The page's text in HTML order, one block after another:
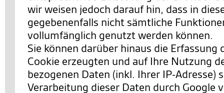
wir weisen jedoch darauf hin, dass in
gegebenenfalls nicht sämtliche
vollumfänglich genutzt werden können.
Sie können darüber hinaus die Erfassung
Cookie erzeugten und auf Ihre Nutzung
bezogenen Daten (inkl. Ihrer IP-Adresse)
Verarbeitung dieser Daten durch Google